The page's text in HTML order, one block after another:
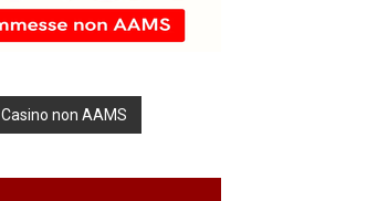
Casino non AAMS